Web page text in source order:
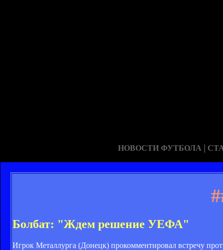
НОВОСТИ ФУТБОЛА |
Болбат: "Ждем решение УЕФА"
Игрок Металлурга (Донецк) прокомментировал встречу